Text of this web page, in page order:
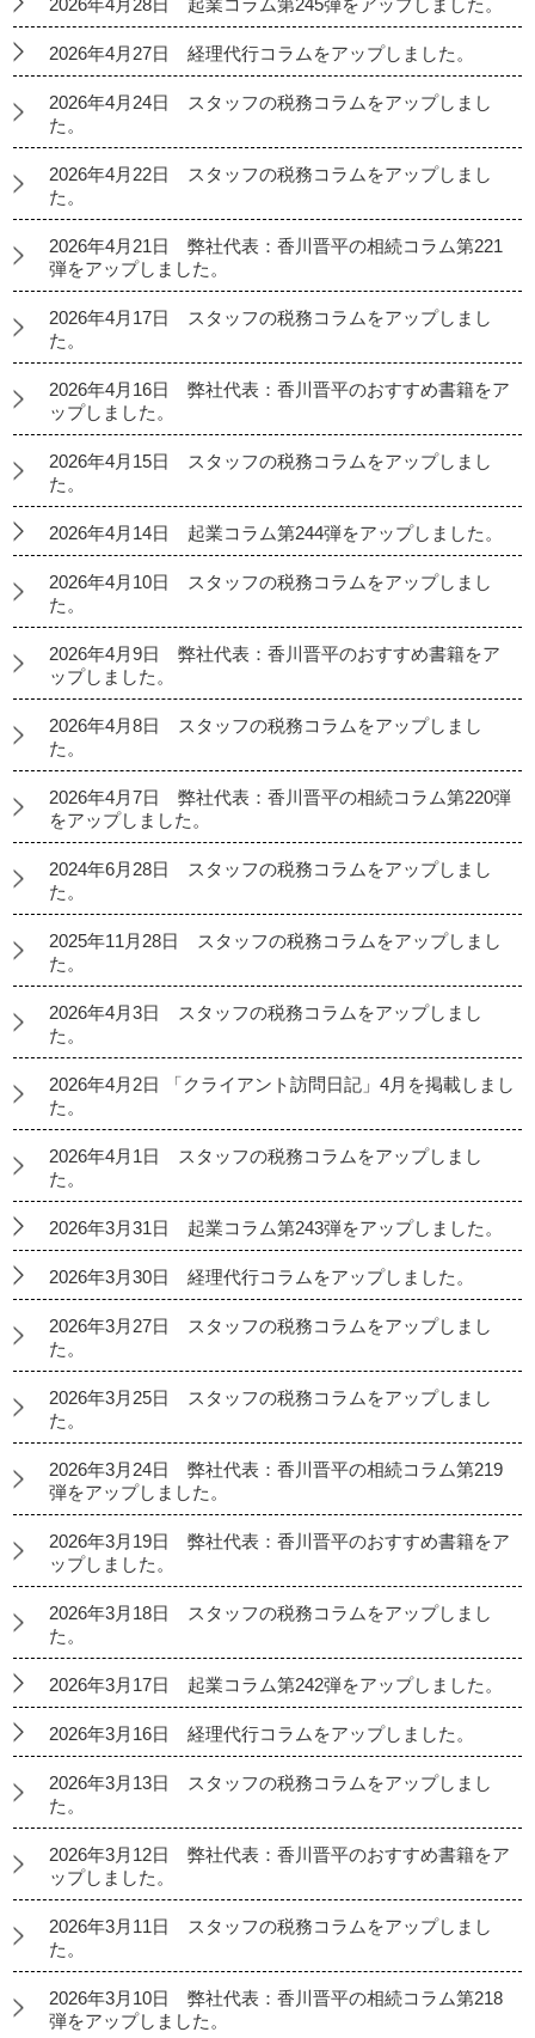
2026年4月28日 起業コラム第245弾をアップしました。
2026年4月27日 経理代行コラムをアップしました。
2026年4月24日 スタッフの税務コラムをアップしまし
た。
2026年4月22日 スタッフの税務コラムをアップしまし
た。
2026年4月21日 弊社代表：香川晋平の相続コラム第221
弾をアップしました。
2026年4月17日 スタッフの税務コラムをアップしまし
た。
2026年4月16日 弊社代表：香川晋平のおすすめ書籍をア
ップしました。
2026年4月15日 スタッフの税務コラムをアップしまし
た。
2026年4月14日 起業コラム第244弾をアップしました。
2026年4月10日 スタッフの税務コラムをアップしまし
た。
2026年4月9日 弊社代表：香川晋平のおすすめ書籍をア
ップしました。
2026年4月8日 スタッフの税務コラムをアップしまし
た。
2026年4月7日 弊社代表：香川晋平の相続コラム第220弾
をアップしました。
2024年6月28日 スタッフの税務コラムをアップしまし
た。
2025年11月28日 スタッフの税務コラムをアップしまし
た。
2026年4月3日 スタッフの税務コラムをアップしまし
た。
2026年4月2日 「クライアント訪問日記」4月を掲載しまし
た。
2026年4月1日 スタッフの税務コラムをアップしまし
た。
2026年3月31日 起業コラム第243弾をアップしました。
2026年3月30日 経理代行コラムをアップしました。
2026年3月27日 スタッフの税務コラムをアップしまし
た。
2026年3月25日 スタッフの税務コラムをアップしまし
た。
2026年3月24日 弊社代表：香川晋平の相続コラム第219
弾をアップしました。
2026年3月19日 弊社代表：香川晋平のおすすめ書籍をア
ップしました。
2026年3月18日 スタッフの税務コラムをアップしまし
た。
2026年3月17日 起業コラム第242弾をアップしました。
2026年3月16日 経理代行コラムをアップしました。
2026年3月13日 スタッフの税務コラムをアップしまし
た。
2026年3月12日 弊社代表：香川晋平のおすすめ書籍をア
ップしました。
2026年3月11日 スタッフの税務コラムをアップしまし
た。
2026年3月10日 弊社代表：香川晋平の相続コラム第218
弾をアップしました。